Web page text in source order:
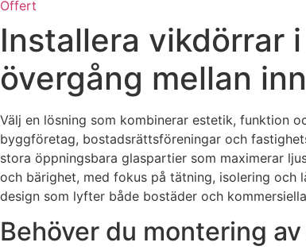
Offert
Installera vikdörrar
övergång mellan
Välj en lösning som kombinerar estetik, funktion
byggföretag, bostadsrättsföreningar och
stora öppningsbara glaspartier som maximerar
och bärighet, med fokus på tätning, isolering och
design som lyfter både bostäder och
Behöver du montering